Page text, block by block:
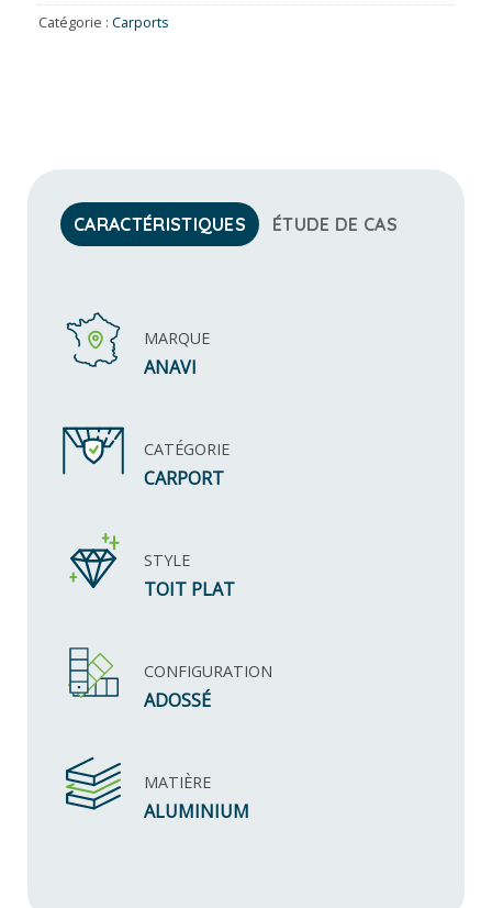
Catégorie : Carports
CARACTÉRISTIQUES ÉTUDE DE CAS
MARQUE
ANAVI
CATÉGORIE
CARPORT
STYLE
TOIT PLAT
CONFIGURATION
ADOSSÉ
MATIÈRE
ALUMINIUM